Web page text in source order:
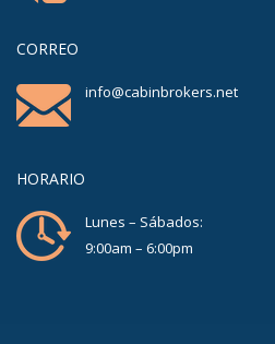
CORREO
info@cabinbrokers.net
HORARIO
Lunes – Sábados:
9:00am – 6:00pm